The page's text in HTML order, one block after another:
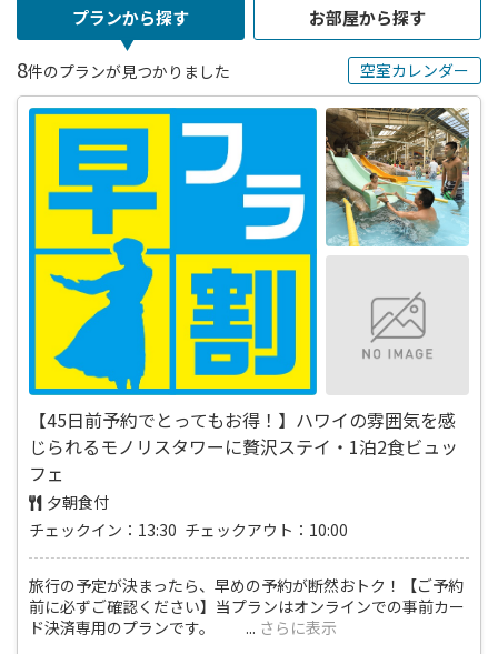
プランから探す お部屋から探す
8件のプランが見つかりました 空室カレンダー
【45日前予約でとってもお得！】ハワイの雰囲気を感
じられるモノリスタワーに贅沢ステイ・1泊2食ビュッ
フェ
夕朝食付
チェックイン：13:30 チェックアウト：10:00
旅行の予定が決まったら、早めの予約が断然おトク！【ご予約
前に必ずご確認ください】当プランはオンラインでの事前カー
ド決済専用のプランです。 ... さらに表示